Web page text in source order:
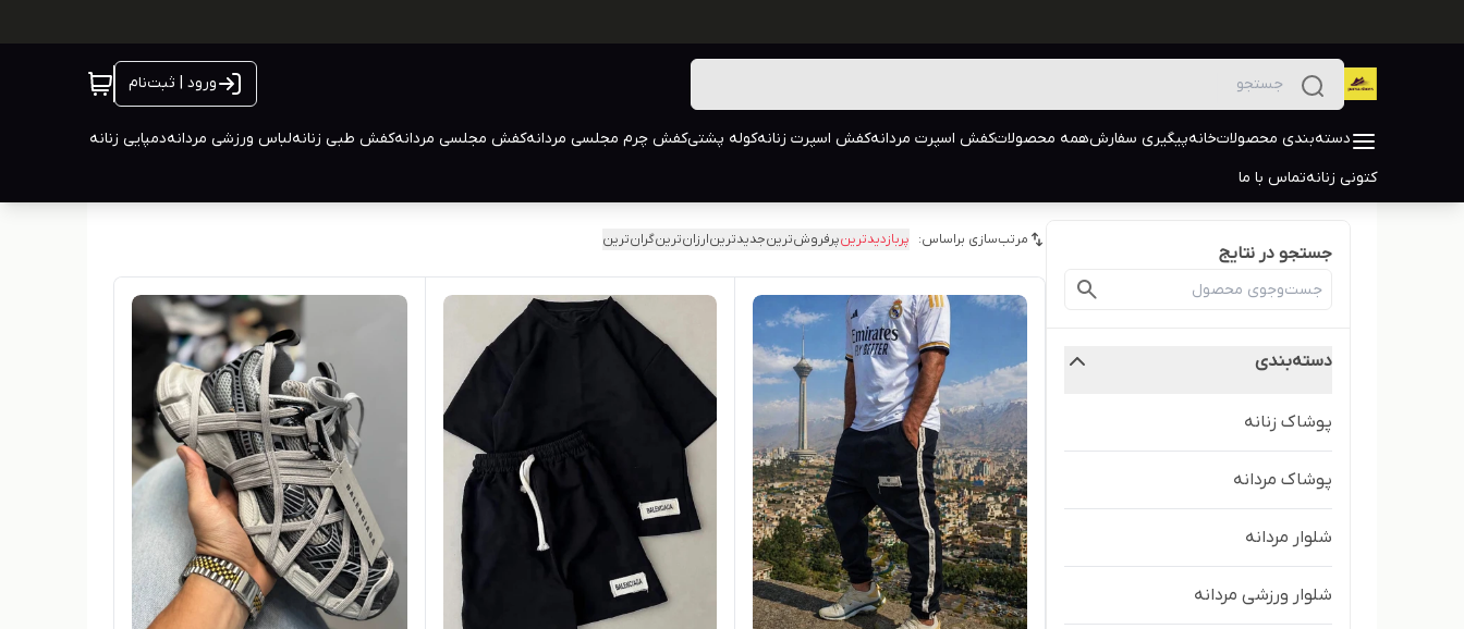
ورود | ثبت‌نام
دسته‌بندی محصولاتخانهپیگیری سفارشهمه محصولاتکفش اسپرت مردانهکفش اسپرت زنانهکوله پشتیکفش چرم مجلسی مردانهکفش مجلسی مردانهکفش طبی زنانهلباس ورزشی مردانهدمپایی زنانه
کتونی زنانهتماس با ما
جستجو در نتایج
دسته‌بندی
پوشاک زنانه
پوشاک مردانه
شلوار مردانه
شلوار ورزشی مردانه
مرتب‌سازی براساس: پربازدیدترینپرفروش‌ترینجدیدترینارزان‌ترینگران‌ترین